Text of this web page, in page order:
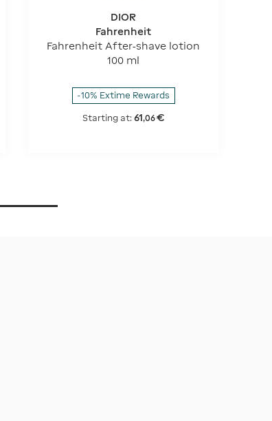
DIOR
Fahrenheit
Fahrenheit After-shave lotion
100 ml
-10% Extime Rewards
Starting at: 61,06€